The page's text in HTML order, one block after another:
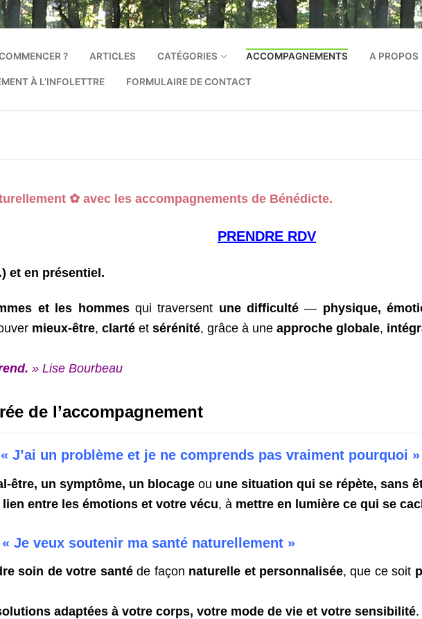
? ARTICLES CATÉGORIES ACCOMPAGNEMENTS A PROPOS
À L’INFOLETTRE FORMULAIRE DE CONTACT
✿ avec les accompagnements de Bénédicte.
PRENDRE RDV
et en présentiel.
et les hommes qui traversent une difficulté — physique,
mieux-être, clarté et sérénité, grâce à une approche globale,
»Lise Bourbeau
de l’accompagnement
J’ai un problème et je ne comprends pas vraiment pourquoi »
être, un symptôme, un blocage ou une situation qui se répète, sans
entre les émotions et votre vécu, à mettre en lumière ce qui se
Je veux soutenir ma santé naturellement »
soin de votre santéde façon naturelle et personnalisée, que ce soit
adaptées à votre corps, votre mode de vie et votre sensibilité.